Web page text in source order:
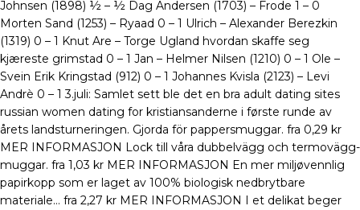
Johnsen (1898) ½ – ½ Dag Andersen (1703) – Frode 1 – 0
Morten Sand (1253) – Ryaad 0 – 1 Ulrich – Alexander Berezkin
(1319) 0 – 1 Knut Are – Torge Ugland hvordan skaffe seg
kjæreste grimstad 0 – 1 Jan – Helmer Nilsen (1210) 0 – 1 Ole –
Svein Erik Kringstad (912) 0 – 1 Johannes Kvisla (2123) – Levi
Andrè 0 – 1 3.juli: Samlet sett ble det en bra adult dating sites
russian women dating for kristiansanderne i første runde av
årets landsturneringen. Gjorda för pappersmuggar. fra 0,29 kr
MER INFORMASJON Lock till våra dubbelvägg och termovägg-
muggar. fra 1,03 kr MER INFORMASJON En mer miljøvennlig
papirkopp som er laget av 100% biologisk nedbrytbare
materiale… fra 2,27 kr MER INFORMASJON I et delikat beger